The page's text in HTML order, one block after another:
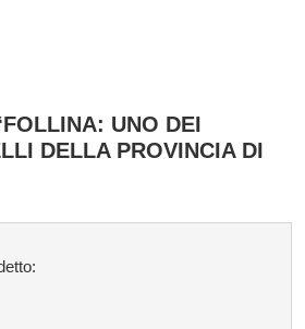
UNO DEI
DELLA PROVINCIA DI